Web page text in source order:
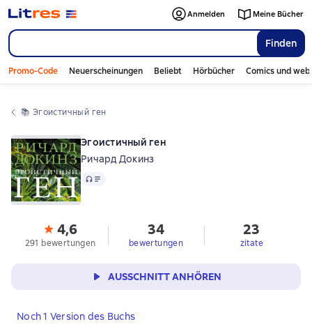
Finden
Anmelden Meine Bücher
Promo-Code Neuerscheinungen Beliebt Hörbücher Comics und
📚 Эгоистичный ген
Эгоистичный ген
Ричард Докинз
Audio
4,6
291 bewertungen
34
bewertungen
23
zitate
AUSSCHNITT ANHÖREN
Noch 1 Version des Buchs